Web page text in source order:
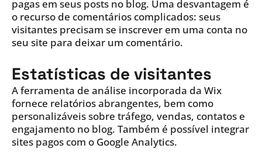
pagas em seus posts no blog. Uma desvantagem é
o recurso de comentários complicados: seus
visitantes precisam se inscrever em uma conta no
seu site para deixar um comentário.
Estatísticas de visitantes
A ferramenta de análise incorporada da Wix
fornece relatórios abrangentes, bem como
personalizáveis sobre tráfego, vendas, contatos e
engajamento no blog. Também é possível integrar
sites pagos com o Google Analytics.